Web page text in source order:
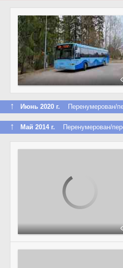
↑ Июнь 2020 г. Перенумерован/
↑ Май 2014 г. Перенумерован/